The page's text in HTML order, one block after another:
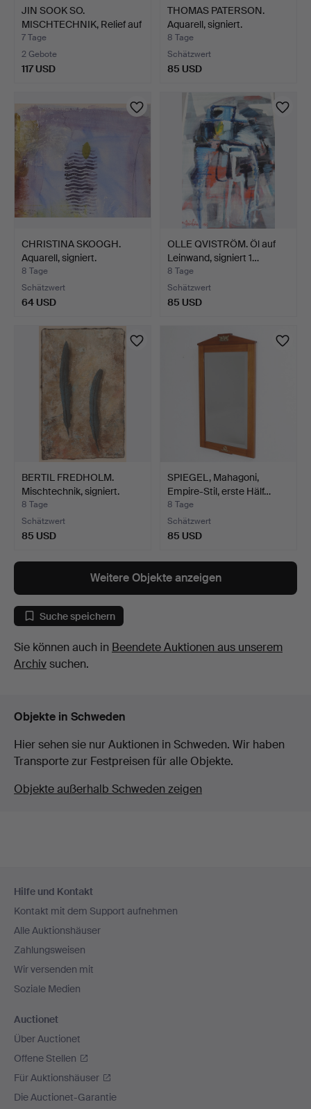
JIN SOOK SO.
MISCHTECHNIK, Relief auf
Plat…
7 Tage
2 Gebote
117 USD
THOMAS PATERSON.
Aquarell, signiert.
8 Tage
Schätzwert
85 USD
CHRISTINA SKOOGH.
Aquarell, signiert.
8 Tage
Schätzwert
64 USD
OLLE QVISTRÖM. Öl auf
Leinwand, signiert 1…
8 Tage
Schätzwert
85 USD
BERTIL FREDHOLM.
Mischtechnik, signiert.
8 Tage
Schätzwert
85 USD
SPIEGEL, Mahagoni,
Empire-Stil, erste Hälf…
8 Tage
Schätzwert
85 USD
Weitere Objekte anzeigen
Suche speichern
Sie können auch in Beendete Auktionen aus unserem
Archivsuchen.
Objekte in Schweden
Hier sehen sie nur Auktionen in Schweden. Wir haben
Transporte zur Festpreisen für alle Objekte.
Objekte außerhalb Schweden zeigen
Navigation
Hilfe und Kontakt
Kontakt mit dem Support aufnehmen
Alle Auktionshäuser
Zahlungsweisen
Wir versenden mit
Soziale Medien
Auctionet
Über Auctionet
Offene Stellen
Für Auktionshäuser
Die Auctionet-Garantie